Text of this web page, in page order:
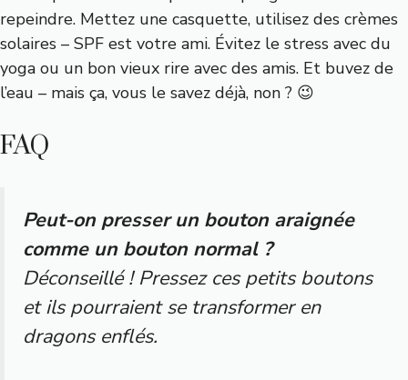
repeindre. Mettez une casquette, utilisez des crèmes
solaires – SPF est votre ami. Évitez le stress avec du
yoga ou un bon vieux rire avec des amis. Et buvez de
l’eau – mais ça, vous le savez déjà, non ? 😉
FAQ
Peut-on presser un bouton araignée
comme un bouton normal ?
Déconseillé ! Pressez ces petits boutons
et ils pourraient se transformer en
dragons enflés.